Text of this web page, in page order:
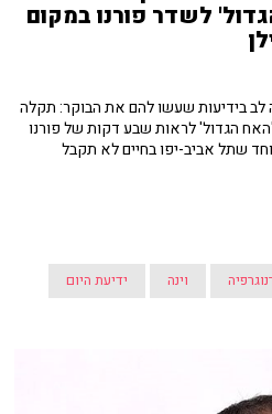
לשדר פורנו במקום
לב בידיעות שעשו להם את הבוקר: תקלה
'האח הגדול' לראות שבע דקות של פורנו
שתל אביב-יפו בחיים לא תקבל
וינה ידיעת היום